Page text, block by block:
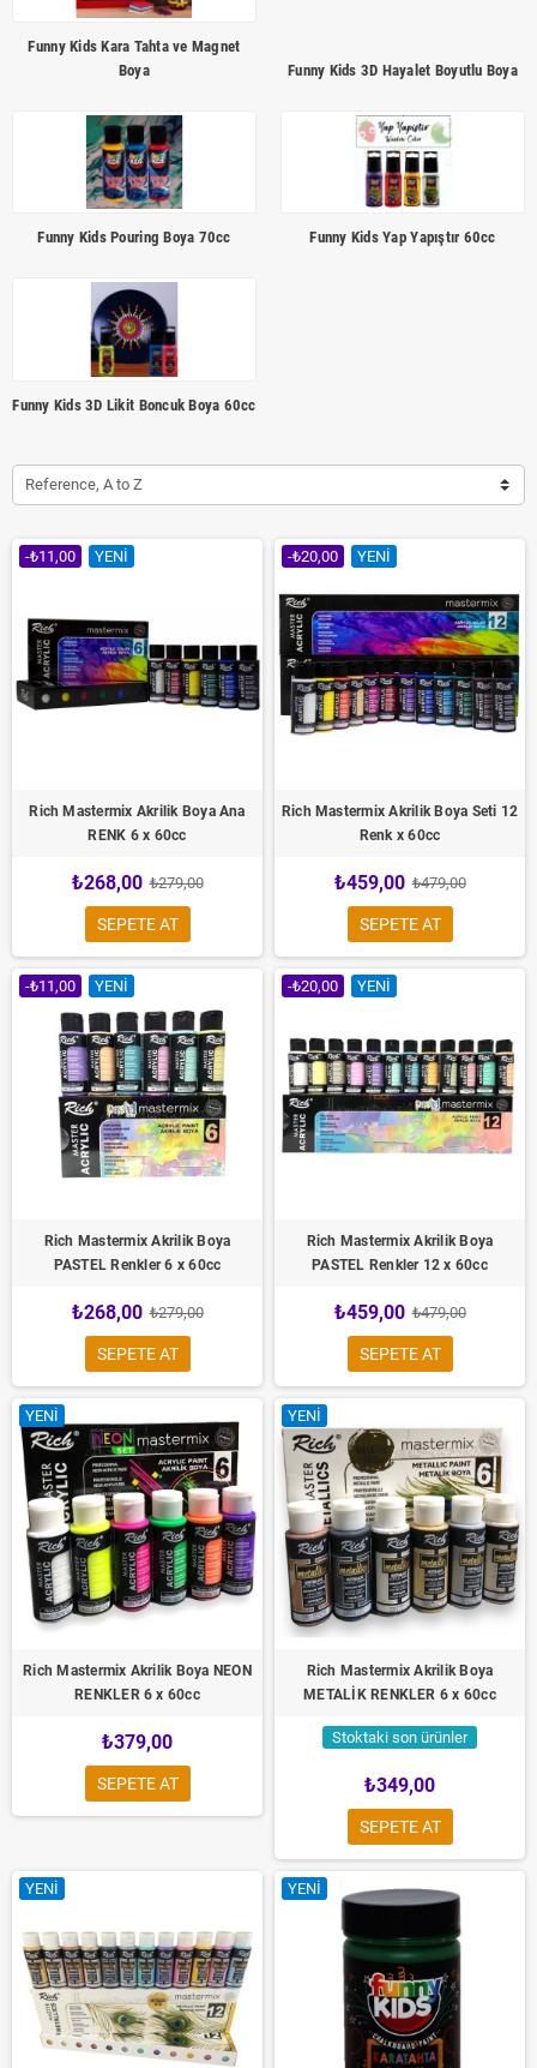
Funny Kids Kara Tahta ve Magnet
Boya
Funny Kids 3D Hayalet Boyutlu Boya
Funny Kids Pouring Boya 70cc Funny Kids Yap Yapıştır 60cc
Funny Kids 3D Likit Boncuk Boya 60cc
Reference, A to Z
-₺11,00 YENI
Rich Mastermix Akrilik Boya Ana
RENK 6 x 60cc
₺268,00 ₺279,00
SEPETE AT
-₺20,00 YENI
Rich Mastermix Akrilik Boya Seti 12
Renk x 60cc
₺459,00 ₺479,00
SEPETE AT
-₺11,00 YENI
Rich Mastermix Akrilik Boya
PASTEL Renkler 6 x 60cc
₺268,00 ₺279,00
SEPETE AT
-₺20,00 YENI
Rich Mastermix Akrilik Boya
PASTEL Renkler 12 x 60cc
₺459,00 ₺479,00
SEPETE AT
YENI
Rich Mastermix Akrilik Boya NEON
RENKLER 6 x 60cc
₺379,00
SEPETE AT
YENI
Rich Mastermix Akrilik Boya
METALİK RENKLER 6 x 60cc
Stoktaki son ürünler
₺349,00
SEPETE AT
YENI YENI